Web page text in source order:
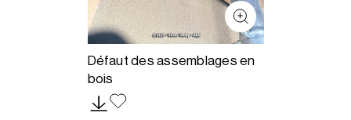
Défaut des assemblages en
bois